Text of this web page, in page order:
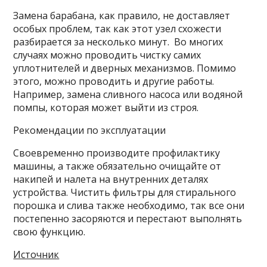
Замена барабана, как правило, не доставляет
особых проблем, так как этот узел схожести
разбирается за несколько минут. Во многих
случаях можно проводить чистку самих
уплотнителей и дверных механизмов. Помимо
этого, можно проводить и другие работы.
Например, замена сливного насоса или водяной
помпы, которая может выйти из строя.
Рекомендации по эксплуатации
Своевременно производите профилактику
машины, а также обязательно очищайте от
накипей и налета на внутренних деталях
устройства. Чистить фильтры для стирального
порошка и слива также необходимо, так все они
постепенно засоряются и перестают выполнять
свою функцию.
Источник